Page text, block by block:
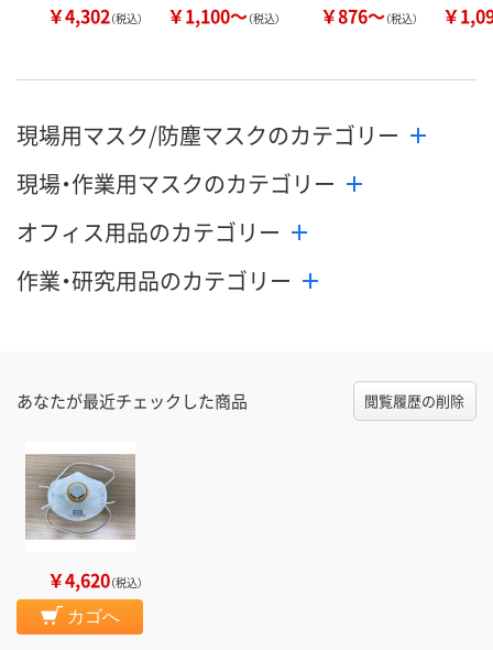
￥4,302（税込） ￥1,100～（税込） ￥876～（税込） ￥
現場用マスク/防塵マスクのカテゴリー
現場・作業用マスクのカテゴリー
オフィス用品のカテゴリー
作業・研究用品のカテゴリー
あなたが最近チェックした商品 閲覧履歴の削除
￥4,620（税込）
カゴへ